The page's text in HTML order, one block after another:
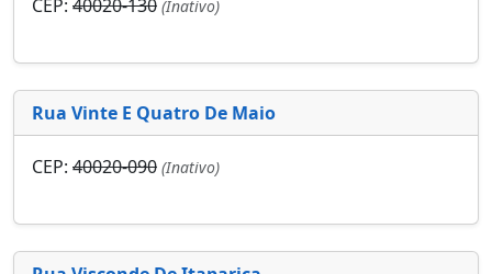
CEP: 40020-130 (Inativo)
Rua Vinte E Quatro De Maio
CEP: 40020-090 (Inativo)